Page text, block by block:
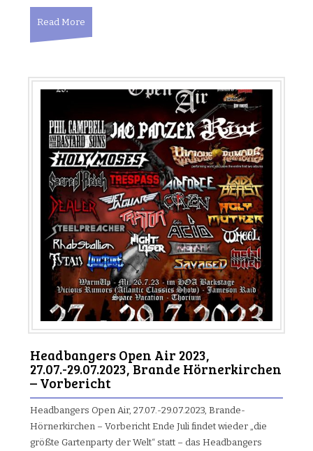
Read More
Headbangers Open Air 2023,
27.07.-29.07.2023, Brande Hörnerkirchen
– Vorbericht
Headbangers Open Air, 27.07.-29.07.2023, Brande-
Hörnerkirchen – Vorbericht Ende Juli findet wieder „die
größte Gartenparty der Welt“ statt – das Headbangers